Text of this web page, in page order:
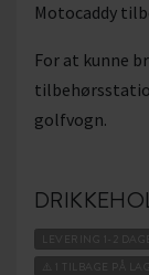
Motocaddy
For at kunne
golfvogn.
LEVERING 1-2 DAGE
⚠️ 1 TILBAGE PÅ